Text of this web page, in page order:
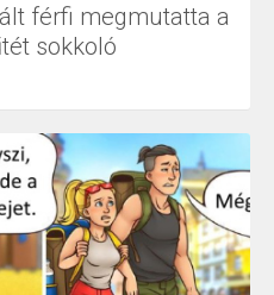
férfi megmutatta a
sokkoló